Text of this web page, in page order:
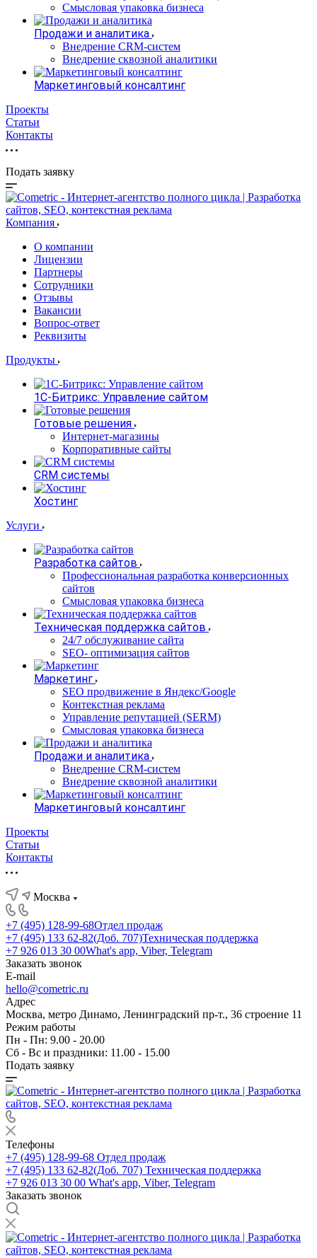
Смысловая упаковка бизнеса
Продажи и аналитика
Внедрение CRM-систем
Внедрение сквозной аналитики
Маркетинговый консалтинг
Проекты
Статьи
Контакты
Подать заявку
Компания
О компании
Лицензии
Партнеры
Сотрудники
Отзывы
Вакансии
Вопрос-ответ
Реквизиты
Продукты
1С-Битрикс: Управление сайтом
Готовые решения
Интернет-магазины
Корпоративные сайты
CRM системы
Хостинг
Услуги
Разработка сайтов
Профессиональная разработка конверсионных
сайтов
Смысловая упаковка бизнеса
Техническая поддержка сайтов
24/7 обслуживание сайта
SEO- оптимизация сайтов
Маркетинг
SEO продвижение в Яндекс/Google
Контекстная реклама
Управление репутацией (SERM)
Смысловая упаковка бизнеса
Продажи и аналитика
Внедрение CRM-систем
Внедрение сквозной аналитики
Маркетинговый консалтинг
Проекты
Статьи
Контакты
Москва
+7 (495) 128-99-68Отдел продаж
+7 (495) 133 62-82(Доб. 707)Техническая поддержка
+7 926 013 30 00What's app, Viber, Telegram
Заказать звонок
E-mail
hello@cometric.ru
Адрес
Москва, метро Динамо, Ленинградский пр-т., 36 строение 11
Режим работы
Пн - Пн: 9.00 - 20.00
Сб - Вс и праздники: 11.00 - 15.00
Подать заявку
Телефоны
+7 (495) 128-99-68 Отдел продаж
+7 (495) 133 62-82(Доб. 707) Техническая поддержка
+7 926 013 30 00 What's app, Viber, Telegram
Заказать звонок